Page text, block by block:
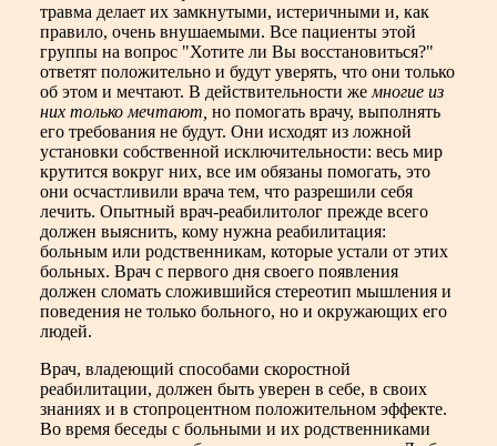
травма делает их замкнутыми, истеричными и, как
правило, очень внушаемыми. Все пациенты этой
группы на вопрос "Хотите ли Вы восстановиться?"
ответят положительно и будут уверять, что они только
об этом и мечтают. В действительности же многие из
них только мечтают, но помогать врачу, выполнять
его требования не будут. Они исходят из ложной
установки собственной исключительности: весь мир
крутится вокруг них, все им обязаны помогать, это
они осчастливили врача тем, что разрешили себя
лечить. Опытный врач-реабилитолог прежде всего
должен выяснить, кому нужна реабилитация:
больным или родственникам, которые устали от этих
больных. Врач с первого дня своего появления
должен сломать сложившийся стереотип мышления и
поведения не только больного, но и окружающих его
людей.
Врач, владеющий способами скоростной
реабилитации, должен быть уверен в себе, в своих
знаниях и в стопроцентном положительном эффекте.
Во время беседы с больными и их родственниками